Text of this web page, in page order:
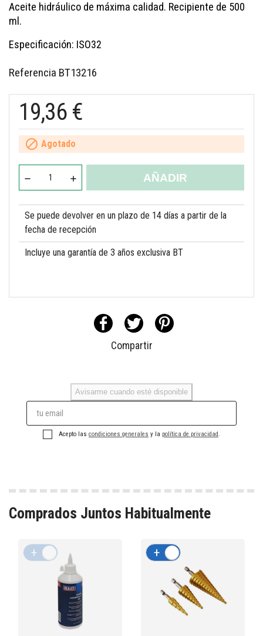
Aceite hidráulico de máxima calidad. Recipiente de 500
ml.
Especificación: ISO32
Referencia BT13216
19,36 €
 Agotado
AÑADIR
Se puede devolver en un plazo de 14 días a partir de la
fecha de recepción
Incluye una garantía de 3 años exclusiva BT
Compartir
Avisarme cuando esté disponible
Acepto las condiciones generales y la política de privacidad .
Comprados Juntos Habitualmente
+ +